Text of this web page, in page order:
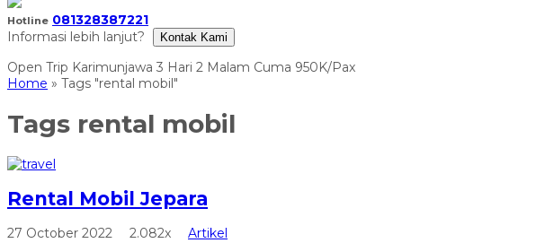
Hotline 081328387221
Informasi lebih lanjut?
Kontak Kami
Home » Tags "rental mobil"
Tags rental mobil
Rental Mobil Jepara
27 October 2022 2.082x
Artikel